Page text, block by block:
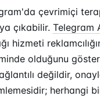
çevrimiçi
çıkabilir. Telegram
hizmeti
olduğunu
değildir,
herhangi